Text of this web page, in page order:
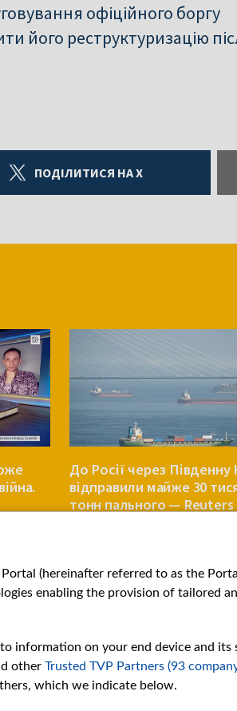
офіційного боргу
його реструктуризацію
ПОДІЛИТИСЯ НА X
До Росії через
відправили майже 30
тонн пального — Reuters
(hereinafter referred to as the
enabling the provision of tailored
information on your end device and its
other Trusted TVP Partners (93
which we indicate below.